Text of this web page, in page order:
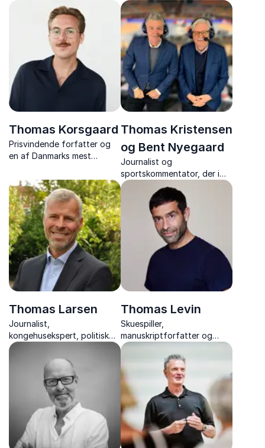
fremtidsforskning,
psykologi og megatrends
med dyb faglighed og
anderledes indsigt på
fremtidens usikkerheder og
muligheder.
foredragsholder med +1.000
skræddersyede foredrag
om motivation,
arbejdsglæde, samarbejde
og modet til at tænke
anderledes.
Thomas Korsgaard
Prisvindende forfatter og
en af Danmarks mest
overbevisende litterære
talenter - om forfatterskab,
ophav og social arv.
Thomas Kristensen
og Bent Nyegaard
Journalist og
sportskommentator, der i
næsten to årtier satte ord
på dansk håndboldhistorie –
et inspirerende foredrag om
passion og venskab.
Thomas Larsen
Journalist,
kongehusekspert, politisk
kommentator og forfatter
Thomas Levin
Skuespiller,
manuskriptforfatter og
instruktør, der deler
erfaringer og giver praktiske
værktøjer til bedre
præsentation, kropssprog
og personlig
gennemslagskraft.